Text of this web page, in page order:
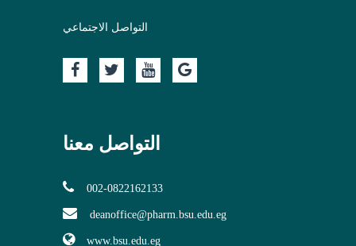
التواصل الاجتماعي
التواصل معنا
002-0822162133
deanoffice@pharm.bsu.edu.eg
www.bsu.edu.eg